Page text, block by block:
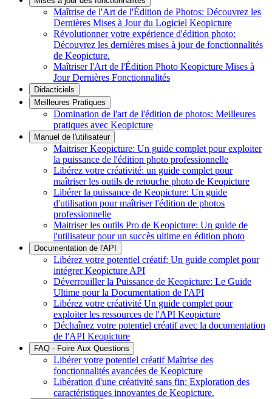
Maîtrise de l'Art de l'Édition de Photos: Découvrez les
Dernières Mises à Jour du Logiciel Keopicture
Révolutionner votre expérience d'édition photo:
Découvrez les dernières mises à jour de fonctionnalités
de Keopicture.
Maîtriser l'Art de l'Édition Photo Keopicture Mises à
Jour Dernières Fonctionnalités
Didacticiels
Meilleures Pratiques
Domination de l'art de l'édition de photos: Meilleures
pratiques avec Keopicture
Manuel de l'utilisateur
Maitriser Keopicture: Un guide complet pour exploiter
la puissance de l'édition photo professionnelle
Libérez votre créativité: un guide complet pour
maîtriser les outils de retouche photo de Keopicture
Libérer la puissance de Keopicture: Un guide
d'utilisation pour maîtriser l'édition de photos
professionnelle
Maitriser les outils Pro de Keopicture: Un guide de
l'utilisateur pour un succès ultime en édition photo
Documentation de l'API
Libérez votre potentiel créatif: Un guide complet pour
intégrer Keopicture API
Déverrouiller la Puissance de Keopicture: Le Guide
Ultime pour la Documentation de l'API
Libérez votre créativité Un guide complet pour
exploiter les ressources de l'API Keopicture
Déchaînez votre potentiel créatif avec la documentation
de l'API Keopicture
FAQ - Foire Aux Questions
Libérer votre potentiel créatif Maîtrise des
fonctionnalités avancées de Keopicture
Libération d'une créativité sans fin: Exploration des
caractéristiques innovantes de Keopicture.